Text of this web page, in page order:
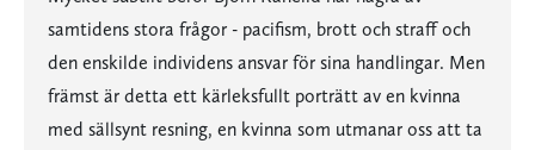
samtidens stora frågor - pacifism, brott och straff och
den enskilde individens ansvar för sina handlingar. Men
främst är detta ett kärleksfullt porträtt av en kvinna
med sällsynt resning, en kvinna som utmanar oss att ta